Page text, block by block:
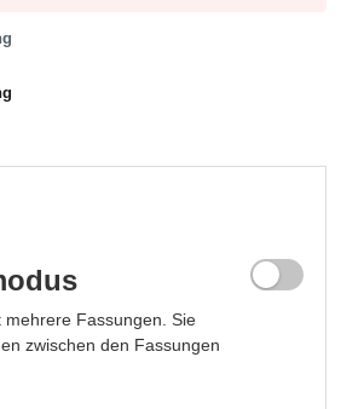
mehrere Fassungen. Sie
zwischen den Fassungen